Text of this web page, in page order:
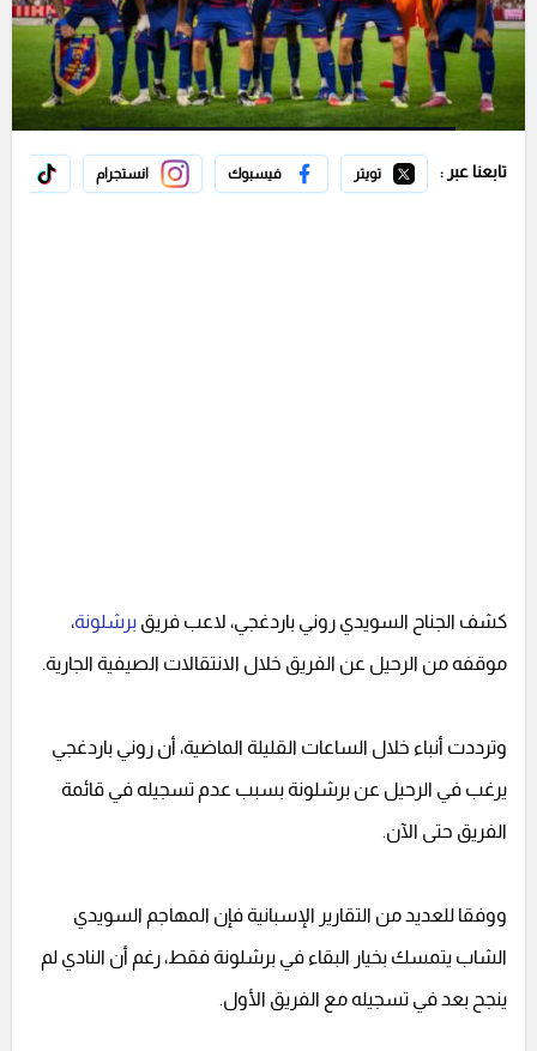
تابعنا عبر : تويتر فيسبوك انستجرام
كشف الجناح السويدي روني باردغجي، لاعب فريق برشلونة،
موقفه من الرحيل عن الفريق خلال الانتقالات الصيفية الجارية.
وترددت أنباء خلال الساعات القليلة الماضية، أن روني باردغجي
يرغب في الرحيل عن برشلونة بسبب عدم تسجيله في قائمة
الفريق حتى الآن.
ووفقا للعديد من التقارير الإسبانية فإن المهاجم السويدي
الشاب يتمسك بخيار البقاء في برشلونة فقط، رغم أن النادي لم
ينجح بعد في تسجيله مع الفريق الأول.